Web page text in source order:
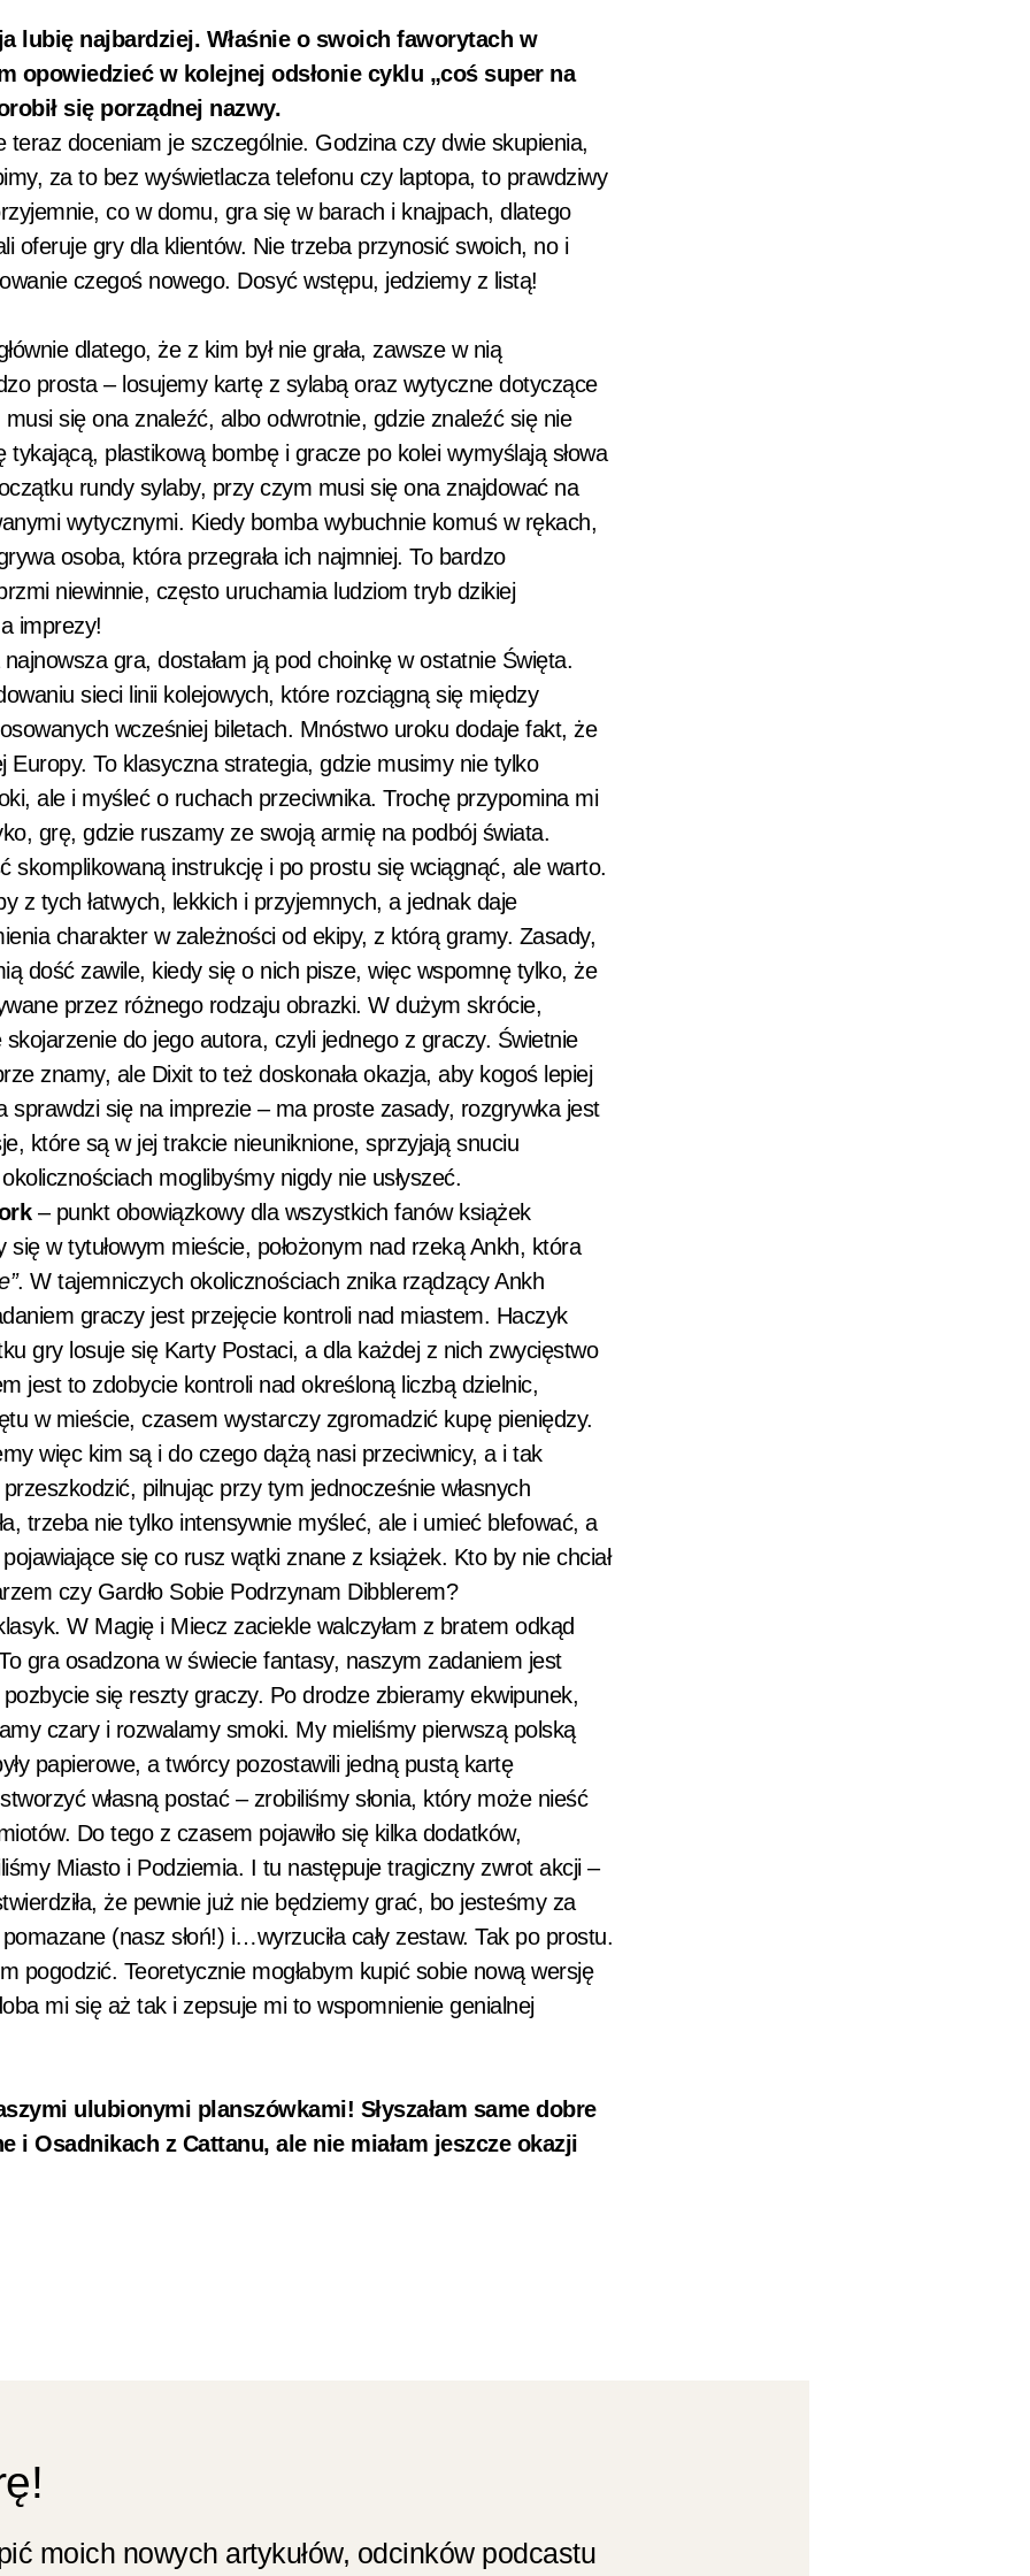
lubię najbardziej. Właśnie o swoich faworytach w
opowiedzieć w kolejnej odsłonie cyklu „coś super na
się porządnej nazwy.
teraz doceniam je szczególnie. Godzina czy dwie skupienia,
za to bez wyświetlacza telefonu czy laptopa, to prawdziwy
co w domu, gra się w barach i knajpach, dlatego
oferuje gry dla klientów. Nie trzeba przynosić swoich, no i
czegoś nowego. Dosyć wstępu, jedziemy z listą!
dlatego, że z kim był nie grała, zawsze w nią
prosta – losujemy kartę z sylabą oraz wytyczne dotyczące
się ona znaleźć, albo odwrotnie, gdzie znaleźć się nie
plastikową bombę i gracze po kolei wymyślają słowa
rundy sylaby, przy czym musi się ona znajdować na
wytycznymi. Kiedy bomba wybuchnie komuś w rękach,
osoba, która przegrała ich najmniej. To bardzo
niewinnie, często uruchamia ludziom tryb dzikiej
imprezy!
gra, dostałam ją pod choinkę w ostatnie Święta.
sieci linii kolejowych, które rozciągną się między
wcześniej biletach. Mnóstwo uroku dodaje fakt, że
To klasyczna strategia, gdzie musimy nie tylko
ale i myśleć o ruchach przeciwnika. Trochę przypomina mi
grę, gdzie ruszamy ze swoją armię na podbój świata.
skomplikowaną instrukcję i po prostu się wciągnąć, ale warto.
z tych łatwych, lekkich i przyjemnych, a jednak daje
charakter w zależności od ekipy, z którą gramy. Zasady,
dość zawile, kiedy się o nich pisze, więc wspomnę tylko, że
przez różnego rodzaju obrazki. W dużym skrócie,
do jego autora, czyli jednego z graczy. Świetnie
znamy, ale Dixit to też doskonała okazja, aby kogoś lepiej
sprawdzi się na imprezie – ma proste zasady, rozgrywka jest
które są w jej trakcie nieuniknione, sprzyjają snuciu
moglibyśmy nigdy nie usłyszeć.
– punkt obowiązkowy dla wszystkich fanów książek
w tytułowym mieście, położonym nad rzeką Ankh, która
. W tajemniczych okolicznościach znika rządzący Ankh
graczy jest przejęcie kontroli nad miastem. Haczyk
gry losuje się Karty Postaci, a dla każdej z nich zwycięstwo
jest to zdobycie kontroli nad określoną liczbą dzielnic,
w mieście, czasem wystarczy zgromadzić kupę pieniędzy.
więc kim są i do czego dążą nasi przeciwnicy, a i tak
pilnując przy tym jednocześnie własnych
trzeba nie tylko intensywnie myśleć, ale i umieć blefować, a
się co rusz wątki znane z książek. Kto by nie chciał
czy Gardło Sobie Podrzynam Dibblerem?
W Magię i Miecz zaciekle walczyłam z bratem odkąd
gra osadzona w świecie fantasy, naszym zadaniem jest
się reszty graczy. Po drodze zbieramy ekwipunek,
czary i rozwalamy smoki. My mieliśmy pierwszą polską
papierowe, a twórcy pozostawili jedną pustą kartę
własną postać – zrobiliśmy słonia, który może nieść
Do tego z czasem pojawiło się kilka dodatków,
Miasto i Podziemia. I tu następuje tragiczny zwrot akcji –
że pewnie już nie będziemy grać, bo jesteśmy za
(nasz słoń!) i…wyrzuciła cały zestaw. Tak po prostu.
pogodzić. Teoretycznie mogłabym kupić sobie nową wersję
mi się aż tak i zepsuje mi to wspomnienie genialnej
ulubionymi planszówkami! Słyszałam same dobre
i Osadnikach z Cattanu, ale nie miałam jeszcze okazji
moich nowych artykułów, odcinków podcastu